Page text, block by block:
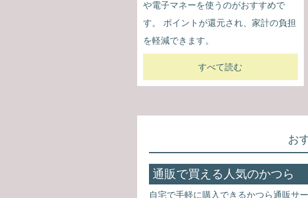
や電子マネーを使うのがおすすめで
す。 ポイントが還元され、家計の負担
を軽減できます。
すべて読む
お
通販で買える人気のかつら
自宅で手軽に購入できるかつら通販サ